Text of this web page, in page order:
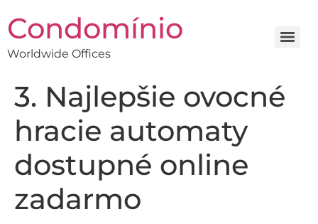
Condomínio
Worldwide Offices
3. Najlepšie ovocné
hracie automaty
dostupné online
zadarmo